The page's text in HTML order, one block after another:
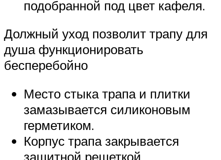
подобранной под цвет кафеля.
Должный уход позволит трапу для
душа функционировать
бесперебойно
Место стыка трапа и плитки
замазывается силиконовым
герметиком.
Корпус трапа закрывается
защитной решеткой.